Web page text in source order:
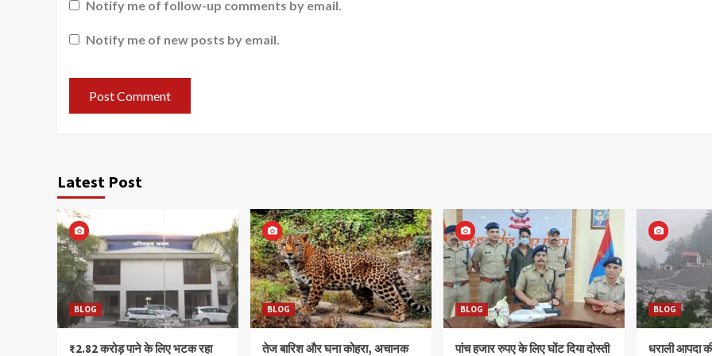
Notify me of follow-up comments by email.
Notify me of new posts by email.
Latest Post
BLOG
₹2.82 करोड़ पाने के लिए भटक रहा
BLOG
तेज बारिश और घना कोहरा, अचानक
BLOG
पांच हजार रुपए के लिए घोंट दिया दोस्ती
BLOG
धराली आपदा